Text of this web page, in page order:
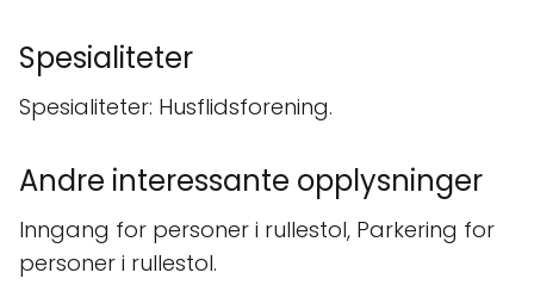
Spesialiteter
Spesialiteter: Husflidsforening.
Andre interessante opplysninger
Inngang for personer i rullestol, Parkering for
personer i rullestol.